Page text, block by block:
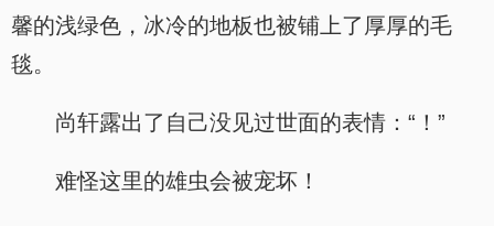
馨的浅绿色，冰冷的地板也被铺上了厚厚的毛
毯。
尚轩露出了自己没见过世面的表情：“！”
难怪这里的雄虫会被宠坏！